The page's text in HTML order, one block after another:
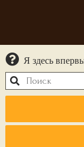
Я здесь